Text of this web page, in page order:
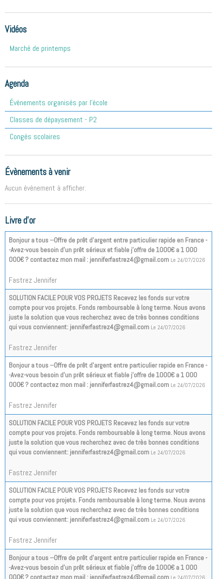
Vidéos
Marché de printemps
Agenda
Évènements organisés par l'école
Classes de dépaysement - P2
Congés scolaires
Évènements à venir
Aucun évènement à afficher.
Livre d'or
Bonjour a tous --Offre de prêt d'argent entre particulier rapide en France -
-Avez-vous besoin d'un prêt sérieux et fiable j'offre de 1000€ a 1 000
000€ ? contactez mon mail : jenniferfastrez4@gmail.com Le 24/07/2026
Fastrez Jennifer
SOLUTION FACILE POUR VOS PROJETS Recevez les fonds sur votre
compte pour vos projets. Fonds remboursable à long terme. Nous avons
juste la solution que vous recherchez avec de très bonnes conditions
qui vous conviennent: jenniferfastrez4@gmail.com Le 24/07/2026
Fastrez Jennifer
Bonjour a tous --Offre de prêt d'argent entre particulier rapide en France -
-Avez-vous besoin d'un prêt sérieux et fiable j'offre de 1000€ a 1 000
000€ ? contactez mon mail : jenniferfastrez4@gmail.com Le 24/07/2026
Fastrez Jennifer
SOLUTION FACILE POUR VOS PROJETS Recevez les fonds sur votre
compte pour vos projets. Fonds remboursable à long terme. Nous avons
juste la solution que vous recherchez avec de très bonnes conditions
qui vous conviennent: jenniferfastrez4@gmail.com Le 24/07/2026
Fastrez Jennifer
SOLUTION FACILE POUR VOS PROJETS Recevez les fonds sur votre
compte pour vos projets. Fonds remboursable à long terme. Nous avons
juste la solution que vous recherchez avec de très bonnes conditions
qui vous conviennent: jenniferfastrez4@gmail.com Le 24/07/2026
Fastrez Jennifer
Bonjour a tous --Offre de prêt d'argent entre particulier rapide en France -
-Avez-vous besoin d'un prêt sérieux et fiable j'offre de 1000€ a 1 000